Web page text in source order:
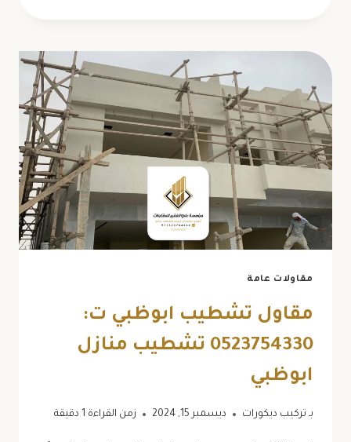
ابوظبي
0523754330
تشطيبات
الجبس
ابوظبي
مقاولات عامة
مقاول تشطيب ابوظبي ت:
0523754330 تشطيب منازل
ابوظبي
بـ تركيب ديكورات ديسمبر 15, 2024 زمن القراءة دقيقة